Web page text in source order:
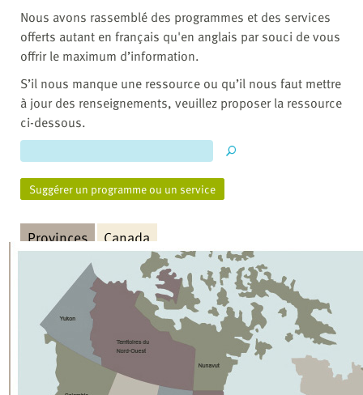
Nous avons rassemblé des programmes et des services
offerts autant en français qu'en anglais par souci de vous
offrir le maximum d’information.
S’il nous manque une ressource ou qu’il nous faut mettre
à jour des renseignements, veuillez proposer la ressource
ci-dessous.
Suggérer un programme ou un service
Provinces Canada